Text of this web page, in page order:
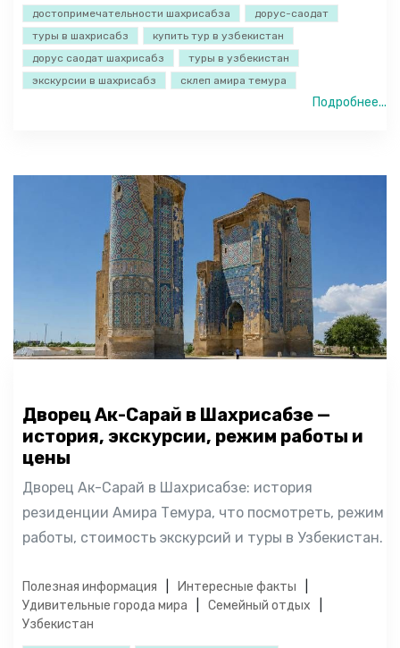
достопримечательности шахрисабза
дорус-саодат
туры в шахрисабз
купить тур в узбекистан
дорус саодат шахрисабз
туры в узбекистан
экскурсии в шахрисабз
склеп амира темура
Подробнее...
Дворец Ак-Сарай в Шахрисабзе —
история, экскурсии, режим работы и
цены
Дворец Ак-Сарай в Шахрисабзе: история
резиденции Амира Темура, что посмотреть, режим
работы, стоимость экскурсий и туры в Узбекистан.
Полезная информация
Интересные факты
Удивительные города мира
Семейный отдых
Узбекистан